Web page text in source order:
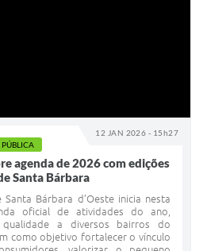
12 JAN 2026 - 15h27
agenda de 2026 com edições
Santa Bárbara
Bárbara d’Oeste inicia nesta
oficial de atividades do ano,
a diversos bairros do
como objetivo fortalecer o vínculo